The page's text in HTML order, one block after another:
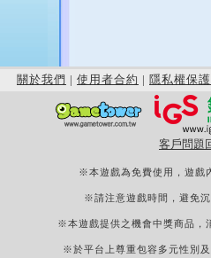
關於我們 | 使用者合約 | 隱私權保護
客戶問題
※本遊戲為免費使用，遊戲
※請注意遊戲時間，避免
※本遊戲提供之機會中獎商品，
※於平台上尊重包容多元性別